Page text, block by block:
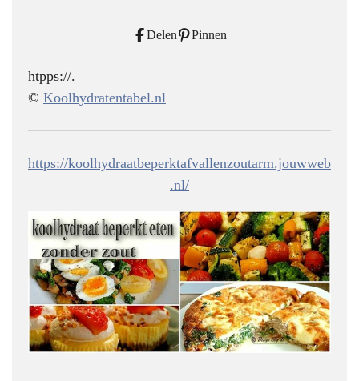
Delen Pinnen
htpps://.
© Koolhydratentabel.nl
https://koolhydraatbeperktafvallenzoutarm.jouwweb
.nl/